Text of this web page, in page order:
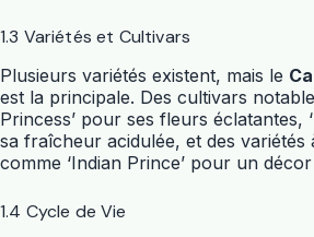
1.3 Variétés et Cultivars
Plusieurs variétés existent, mais le
est la principale. Des cultivars
Princess’ pour ses fleurs éclatantes,
sa fraîcheur acidulée, et des variétés
comme ‘Indian Prince’ pour un
1.4 Cycle de Vie